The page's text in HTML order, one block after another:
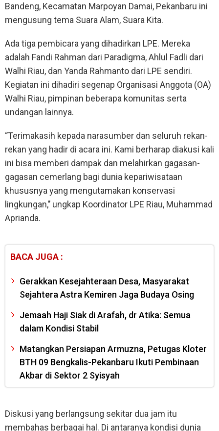
Bandeng, Kecamatan Marpoyan Damai, Pekanbaru ini
mengusung tema Suara Alam, Suara Kita.
Ada tiga pembicara yang dihadirkan LPE. Mereka
adalah Fandi Rahman dari Paradigma, Ahlul Fadli dari
Walhi Riau, dan Yanda Rahmanto dari LPE sendiri.
Kegiatan ini dihadiri segenap Organisasi Anggota (OA)
Walhi Riau, pimpinan beberapa komunitas serta
undangan lainnya.
‘’Terimakasih kepada narasumber dan seluruh rekan-
rekan yang hadir di acara ini. Kami berharap diakusi kali
ini bisa memberi dampak dan melahirkan gagasan-
gagasan cemerlang bagi dunia kepariwisataan
khususnya yang mengutamakan konservasi
lingkungan,’’ ungkap Koordinator LPE Riau, Muhammad
Aprianda.
BACA JUGA :
Gerakkan Kesejahteraan Desa, Masyarakat
Sejahtera Astra Kemiren Jaga Budaya Osing
Jemaah Haji Siak di Arafah, dr Atika: Semua
dalam Kondisi Stabil
Matangkan Persiapan Armuzna, Petugas Kloter
BTH 09 Bengkalis-Pekanbaru Ikuti Pembinaan
Akbar di Sektor 2 Syisyah
Diskusi yang berlangsung sekitar dua jam itu
membahas berbagai hal. Di antaranya kondisi dunia